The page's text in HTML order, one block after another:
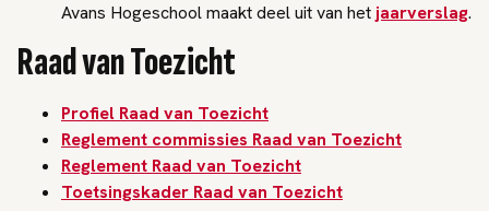
Avans Hogeschool maakt deel uit van het jaarverslag.
Raad van Toezicht
Profiel Raad van Toezicht
Reglement commissies Raad van Toezicht
Reglement Raad van Toezicht
Toetsingskader Raad van Toezicht